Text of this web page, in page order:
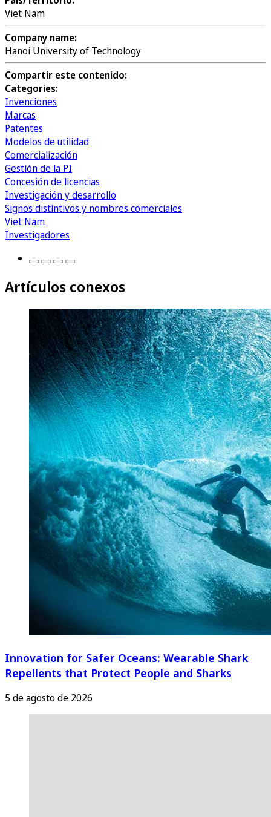
Viet Nam
Company name:
Hanoi University of Technology
Compartir este contenido:
Categories:
Invenciones
Marcas
Patentes
Modelos de utilidad
Comercialización
Gestión de la PI
Concesión de licencias
Investigación y desarrollo
Signos distintivos y nombres comerciales
Viet Nam
Investigadores
Artículos conexos
Innovation for Safer Oceans: Wearable Shark
Repellents that Protect People and Sharks
5 de agosto de 2026